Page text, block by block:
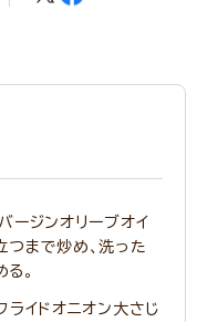
ージンオリーブオイ
つまで炒め、洗った
。
ライドオニオン大さじ